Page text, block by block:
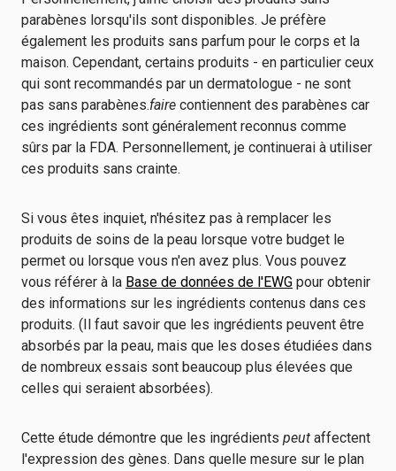
parabènes lorsqu'ils sont disponibles. Je préfère
également les produits sans parfum pour le corps et la
maison. Cependant, certains produits - en particulier ceux
qui sont recommandés par un dermatologue - ne sont
pas sans parabènes.faire contiennent des parabènes car
ces ingrédients sont généralement reconnus comme
sûrs par la FDA. Personnellement, je continuerai à utiliser
ces produits sans crainte.
Si vous êtes inquiet, n'hésitez pas à remplacer les
produits de soins de la peau lorsque votre budget le
permet ou lorsque vous n'en avez plus. Vous pouvez
vous référer à la Base de données de l'EWG pour obtenir
des informations sur les ingrédients contenus dans ces
produits. (Il faut savoir que les ingrédients peuvent être
absorbés par la peau, mais que les doses étudiées dans
de nombreux essais sont beaucoup plus élevées que
celles qui seraient absorbées).
Cette étude démontre que les ingrédients peut affectent
l'expression des gènes. Dans quelle mesure sur le plan